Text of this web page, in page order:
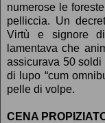
numerose le
pelliccia. Un
Virtù e signore
lamentava che
assicurava 50
di lupo “cum
pelle di volpe.
CENA